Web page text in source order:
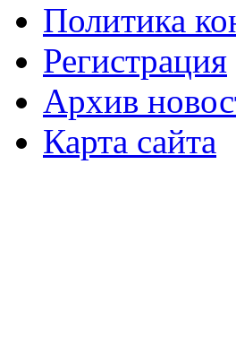
Политика
Регистрация
Архив
Карта сайта